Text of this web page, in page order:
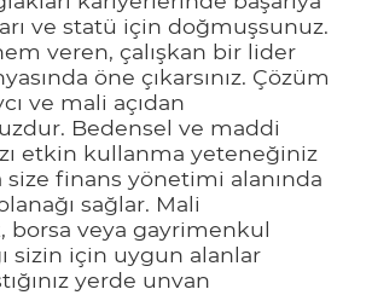
ve statü için doğmuşsunuz.
veren, çalışkan bir lider
öne çıkarsınız. Çözüm
ve mali açıdan
Bedensel ve maddi
etkin kullanma yeteneğiniz
size finans yönetimi alanında
sağlar. Mali
borsa veya gayrimenkul
sizin için uygun alanlar
yerde unvan